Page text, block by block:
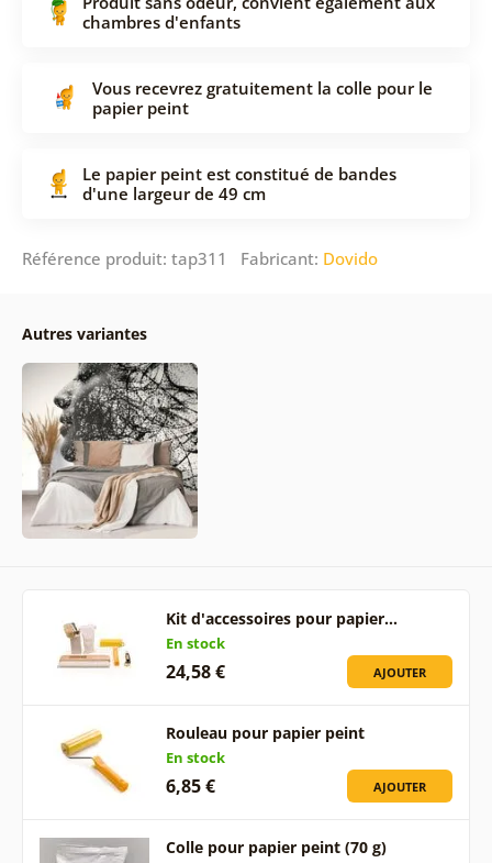
chambres d'enfants
Vous recevrez gratuitement la colle pour le
papier peint
Le papier peint est constitué de bandes
d'une largeur de 49 cm
Référence produit: tap311 Fabricant: Dovido
Autres variantes
Kit d'accessoires pour papier…
En stock
24,58 € AJOUTER
Rouleau pour papier peint
En stock
6,85 € AJOUTER
Colle pour papier peint (70 g)